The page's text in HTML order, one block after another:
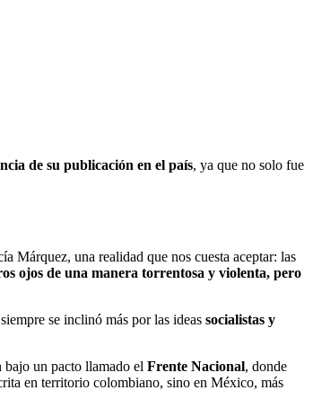
de su publicación en el país, ya que no solo fue
Márquez, una realidad que nos cuesta aceptar: las
ojos de una manera torrentosa y violenta, pero
se inclinó más por las ideas socialistas y
un pacto llamado el Frente Nacional, donde
en territorio colombiano, sino en México, más